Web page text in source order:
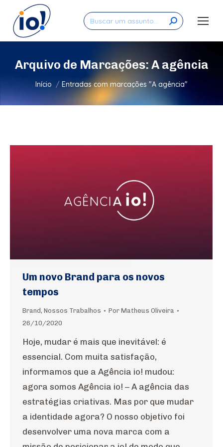
Search:
Arquivo de Marcações: A agência
Você está aqui:
Início Entradas com marcações "A agência"
Um novo Brand para os novos
tempos
Brand, Nossos Trabalhos Por Matheus Oliveira
26/10/2020
Hoje, mudar é mais que inevitável: é
essencial. Com muita satisfação,
informamos que a Agência io! mudou:
agora somos Agência io! – A agência das
estratégias criativas. Mas por que mudar
a identidade agora? O nosso objetivo foi
desenvolver uma nova marca com a